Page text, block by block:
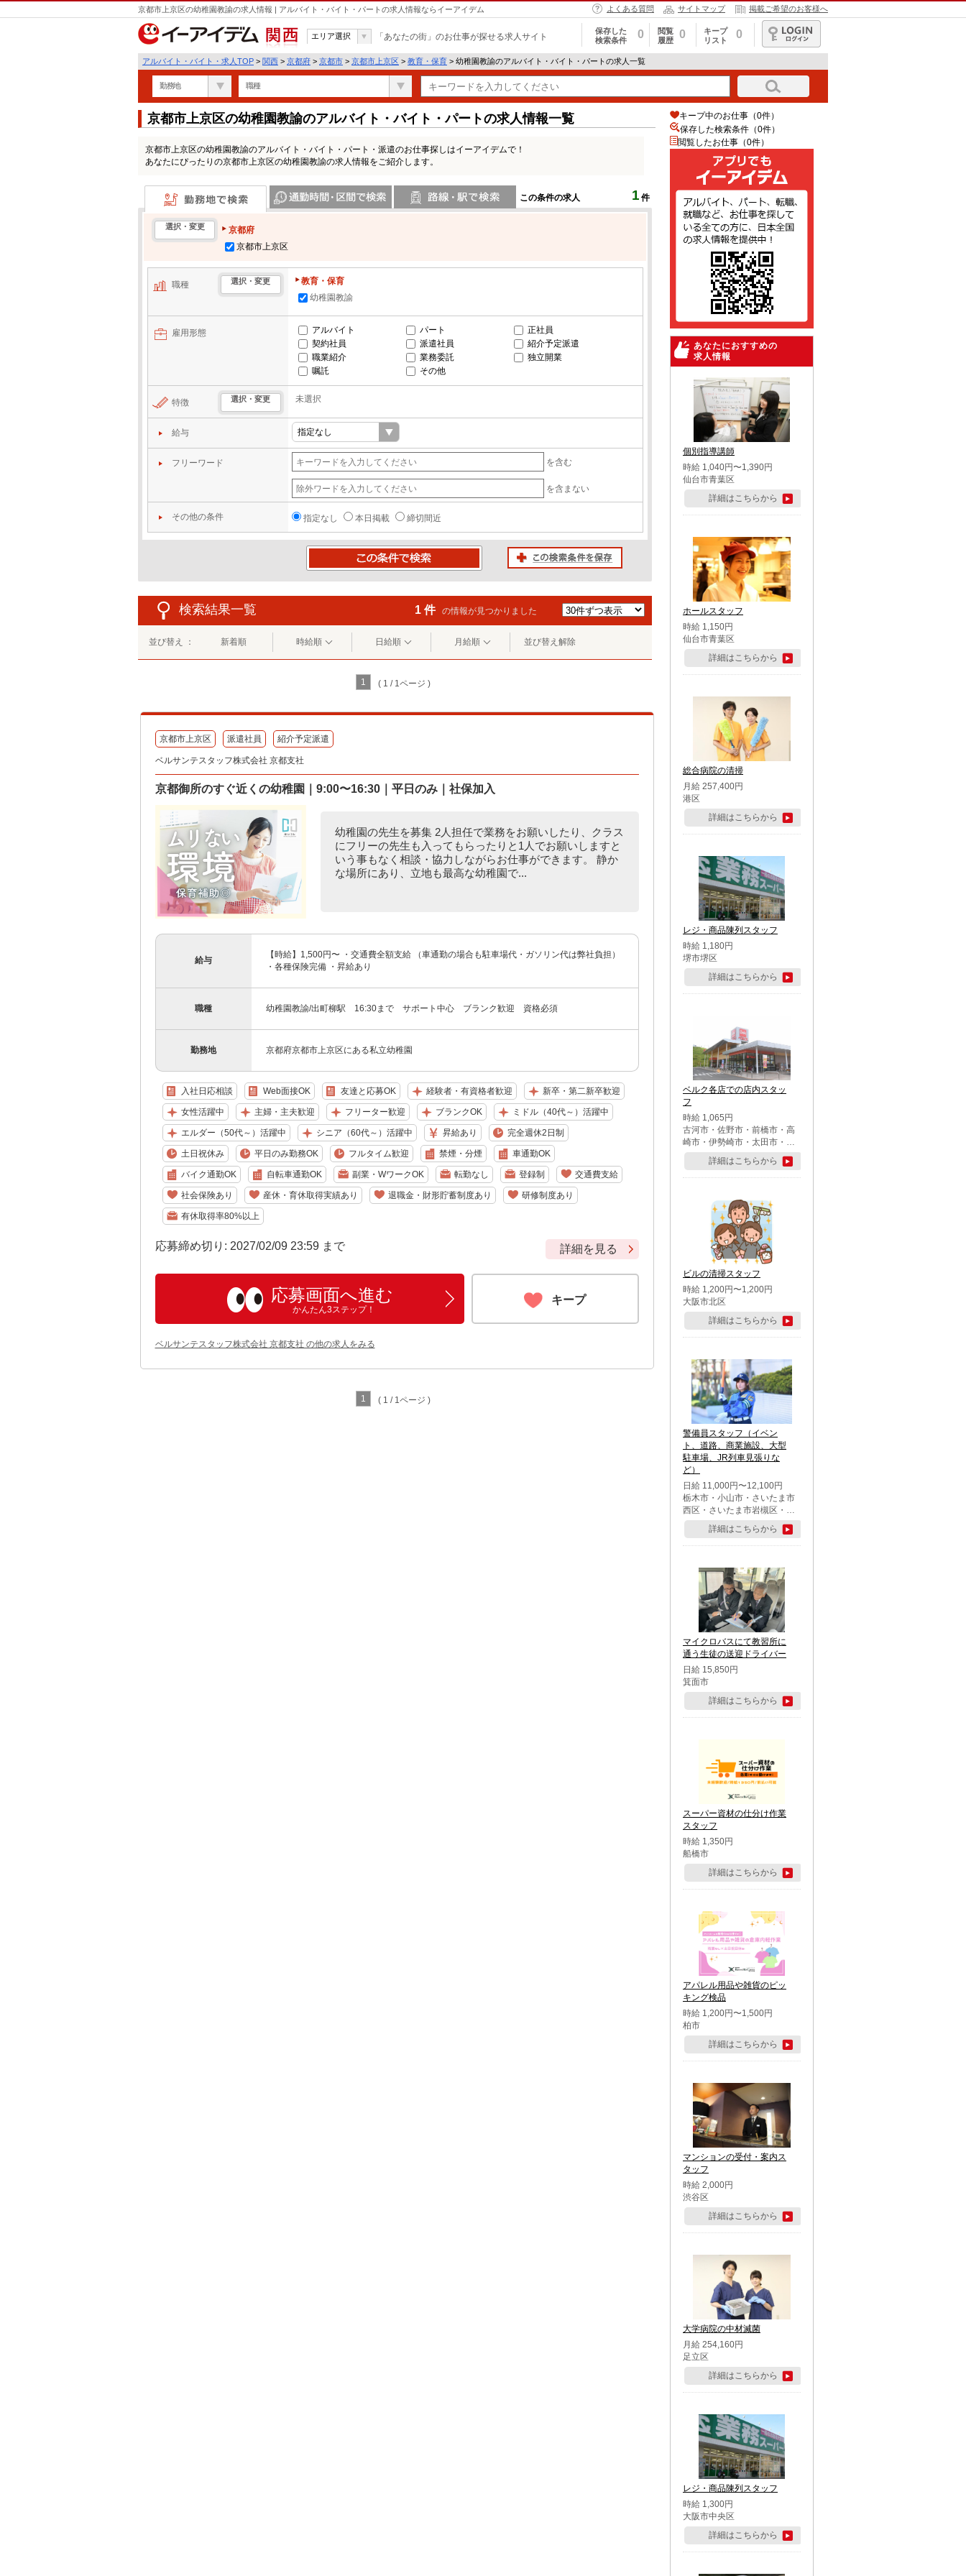
京都市上京区の幼稚園教諭の求人情報 | アルバイト・バイト・パートの求人情報ならイーアイデム よくある質問 サイトマップ 掲載ご希望のお客様へ
関西
エリア選択 「あなたの街」のお仕事が探せる求人サイト
保存した
検索条件
0
閲覧
履歴
0
キープ
リスト
0
ログイン
アルバイト・バイト・求人TOP > 関西 > 京都府 > 京都市 > 京都市上京区 > 教育・保育 > 幼稚園教諭のアルバイト・バイト・パートの求人一覧
勤務地 職種
京都市上京区の幼稚園教諭のアルバイト・バイト・パートの求人情報一覧
京都市上京区の幼稚園教諭のアルバイト・バイト・パート・派遣のお仕事探しはイーアイデムで！
あなたにぴったりの京都市上京区の幼稚園教諭の求人情報をご紹介します。
この条件の求人 1 件
勤務地で検索
選択・変更
京都府
京都市上京区
職種 選択・変更
教育・保育
幼稚園教諭
雇用形態 アルバイト パート
正社員
契約社員
派遣社員
紹介予定派遣
職業紹介
業務委託
独立開業
嘱託
その他
特徴 選択・変更 未選択
給与
フリーワード を含む
を含まない
その他の条件 指定なし 本日掲載 締切間近
検索結果一覧 1 件 の情報が見つかりました
並び替え ： 新着順 時給順 日給順 月給順 並び替え解除
1 ( 1 / 1ページ )
京都市上京区 派遣社員 紹介予定派遣
ベルサンテスタッフ株式会社 京都支社
京都御所のすぐ近くの幼稚園｜9:00〜16:30｜平日のみ｜社保加入
幼稚園の先生を募集 2人担任で業務をお願いしたり、クラス
にフリーの先生も入ってもらったりと1人でお願いしますと
いう事もなく相談・協力しながらお仕事ができます。 静か
な場所にあり、立地も最高な幼稚園で...
給与
【時給】1,500円〜 ・交通費全額支給 （車通勤の場合も駐車場代・ガソリン代は弊社負担）
・各種保険完備 ・昇給あり
職種 幼稚園教諭/出町柳駅 16:30まで サポート中心 ブランク歓迎 資格必須
勤務地 京都府京都市上京区にある私立幼稚園
入社日応相談 Web面接OK 友達と応募OK 経験者・有資格者歓迎 新卒・第二新卒歓迎
女性活躍中 主婦・主夫歓迎 フリーター歓迎 ブランクOK ミドル（40代～）活躍中
エルダー（50代～）活躍中 シニア（60代～）活躍中 昇給あり 完全週休2日制
土日祝休み 平日のみ勤務OK フルタイム歓迎 禁煙・分煙 車通勤OK
バイク通勤OK 自転車通勤OK 副業・WワークOK 転勤なし 登録制 交通費支給
社会保険あり 産休・育休取得実績あり 退職金・財形貯蓄制度あり 研修制度あり
有休取得率80%以上
応募締め切り: 2027/02/09 23:59 まで 詳細を見る
応募画面へ進む
かんたん3ステップ！
キープ
ベルサンテスタッフ株式会社 京都支社 の他の求人をみる
1 ( 1 / 1ページ )
キープ中のお仕事（0件）
保存した検索条件（0件）
閲覧したお仕事（0件）
あなたにおすすめの
求人情報
個別指導講師
時給 1,040円〜1,390円
仙台市青葉区
詳細はこちらから
ホールスタッフ
時給 1,150円
仙台市青葉区
詳細はこちらから
総合病院の清掃
月給 257,400円
港区
詳細はこちらから
レジ・商品陳列スタッフ
時給 1,180円
堺市堺区
詳細はこちらから
ベルク各店での店内スタッ
フ
時給 1,065円
古河市・佐野市・前橋市・高
崎市・伊勢崎市・太田市・館
林市・藤岡市・大泉町・さい
たま市北区・川越市・熊谷
市・行田市・秩父市・所沢
市・鶴ケ島市・千葉市中央
区・市川市・松戸市・習志野
市・柏市・流山市・八千代
市・足立区・江戸川区・八王
子市・町田市
詳細はこちらから
ビルの清掃スタッフ
時給 1,200円〜1,200円
大阪市北区
詳細はこちらから
警備員スタッフ（イベン
ト、道路、商業施設、大型
駐車場、JR列車見張りな
ど）
日給 11,000円〜12,100円
栃木市・小山市・さいたま市
西区・さいたま市岩槻区・久
喜市・蓮田市
詳細はこちらから
マイクロバスにて教習所に
通う生徒の送迎ドライバー
日給 15,850円
箕面市
詳細はこちらから
スーパー資材の仕分け作業
スタッフ
時給 1,350円
船橋市
詳細はこちらから
アパレル用品や雑貨のピッ
キング検品
時給 1,200円〜1,500円
柏市
詳細はこちらから
マンションの受付・案内ス
タッフ
時給 2,000円
渋谷区
詳細はこちらから
大学病院の中材滅菌
月給 254,160円
足立区
詳細はこちらから
レジ・商品陳列スタッフ
時給 1,300円
大阪市中央区
詳細はこちらから